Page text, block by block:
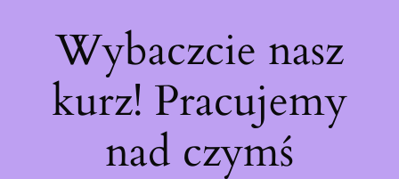
Wybaczcie nasz
kurz! Pracujemy
nad czymś